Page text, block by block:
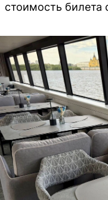
стоимость билета